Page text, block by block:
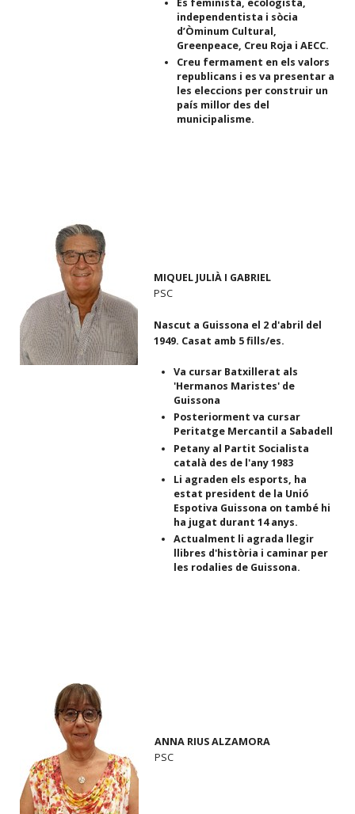
És feminista, ecologista,
independentista i sòcia
d’Òminum Cultural,
Greenpeace, Creu Roja i AECC.
Creu fermament en els valors
republicans i es va presentar a
les eleccions per construir un
país millor des del
municipalisme.
MIQUEL JULIÀ I GABRIEL
PSC
Nascut a Guissona el 2 d'abril del
1949. Casat amb 5 fills/es.
Va cursar Batxillerat als
'Hermanos Maristes' de
Guissona
Posteriorment va cursar
Peritatge Mercantil a Sabadell
Petany al Partit Socialista
català des de l'any 1983
Li agraden els esports, ha
estat president de la Unió
Espotiva Guissona on també hi
ha jugat durant 14 anys.
Actualment li agrada llegir
llibres d'història i caminar per
les rodalies de Guissona.
ANNA RIUS ALZAMORA
PSC